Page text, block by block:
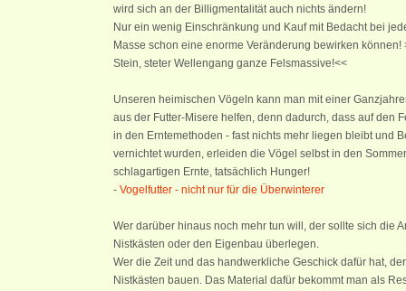
wird sich an der Billigmentalität auch nichts ändern!
Nur ein wenig Einschränkung und Kauf mit Bedacht bei
Masse schon eine enorme Veränderung bewirken können!
Stein, steter Wellengang ganze Felsmassive!<<
Unseren heimischen Vögeln kann man mit einer
aus der Futter-Misere helfen, denn dadurch, dass auf den
in den Erntemethoden - fast nichts mehr liegen bleibt und
vernichtet wurden, erleiden die Vögel selbst in den
schlagartigen Ernte, tatsächlich Hunger!
- Vogelfutter - nicht nur für die Überwinterer
Wer darüber hinaus noch mehr tun will, der sollte sich die
Nistkästen oder den Eigenbau überlegen.
Wer die Zeit und das handwerkliche Geschick dafür hat,
Nistkästen bauen. Das Material dafür bekommt man als